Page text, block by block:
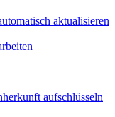
aktualisieren
aufschlüsseln